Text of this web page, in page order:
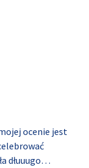
ocenie jest
dłuuugo…